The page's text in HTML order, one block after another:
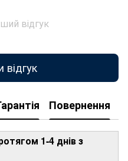
відгук
Повернення
1-4 днів з